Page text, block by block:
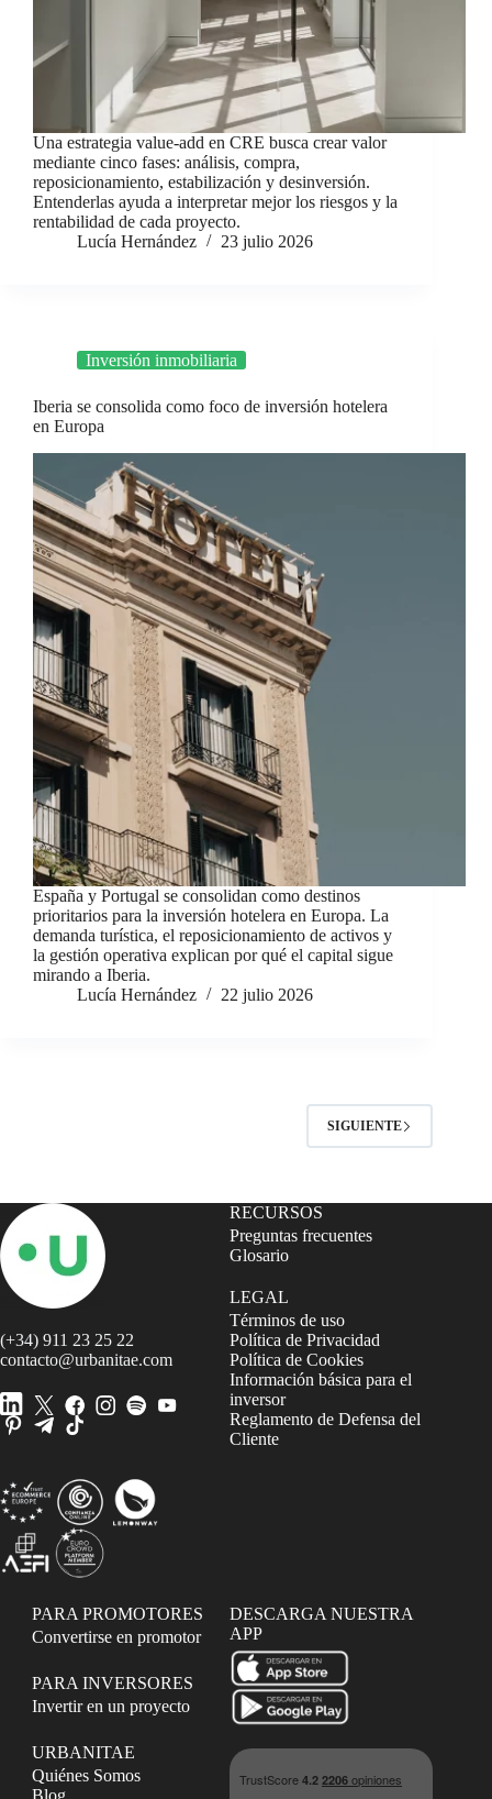
Una estrategia value-add en CRE busca crear valor
mediante cinco fases: análisis, compra,
reposicionamiento, estabilización y desinversión.
Entenderlas ayuda a interpretar mejor los riesgos y la
rentabilidad de cada proyecto.
Lucía Hernández
23 julio 2026
Inversión inmobiliaria
Iberia se consolida como foco de inversión hotelera
en Europa
España y Portugal se consolidan como destinos
prioritarios para la inversión hotelera en Europa. La
demanda turística, el reposicionamiento de activos y
la gestión operativa explican por qué el capital sigue
mirando a Iberia.
Lucía Hernández
22 julio 2026
SIGUIENTE
(+34) 911 23 25 22
contacto@urbanitae.com
RECURSOS
Preguntas frecuentes
Glosario
LEGAL
Términos de uso
Política de Privacidad
Política de Cookies
Información básica para el
inversor
Reglamento de Defensa del
Cliente
PARA PROMOTORES
Convertirse en promotor
PARA INVERSORES
Invertir en un proyecto
URBANITAE
Quiénes Somos
Blog
DESCARGA NUESTRA
APP